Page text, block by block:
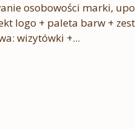
osobowości marki,
logo + paleta barw +
wizytówki +...